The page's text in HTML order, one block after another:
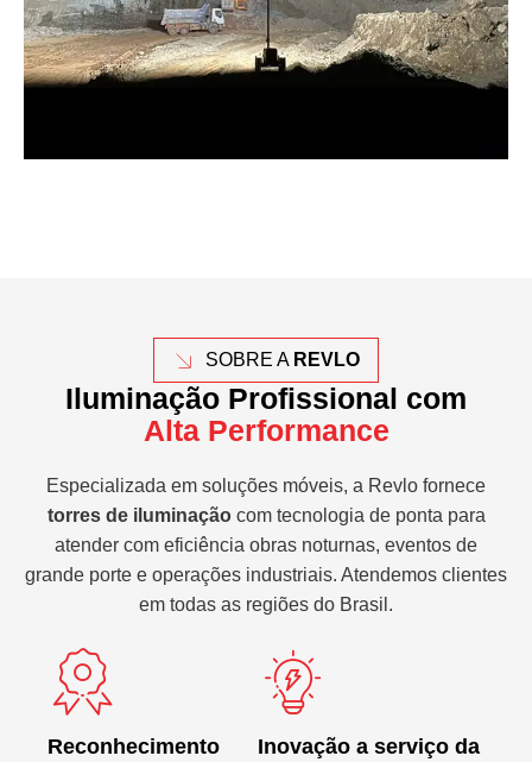
SOBRE A REVLO
Iluminação Profissional com
Alta Performance
Especializada em soluções móveis, a Revlo fornece
torres de iluminaçãocom tecnologia de ponta para
atender com eficiência obras noturnas, eventos de
grande porte e operações industriais. Atendemos clientes
em todas as regiões do Brasil.
Reconhecimento
Inovação a serviço da